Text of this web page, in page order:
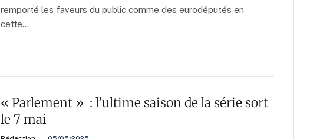
remporté les faveurs du public comme des eurodéputés en
cette…
« Parlement » : l’ultime saison de la série sort
le 7 mai